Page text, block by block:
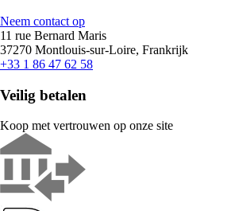
Neem contact op
11 rue Bernard Maris
37270 Montlouis-sur-Loire, Frankrijk
+33 1 86 47 62 58
Veilig betalen
Koop met vertrouwen op onze site